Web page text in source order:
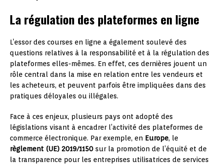
La régulation des plateformes en ligne
L’essor des courses en ligne a également soulevé des
questions relatives à la responsabilité et à la régulation des
plateformes elles-mêmes. En effet, ces dernières jouent un
rôle central dans la mise en relation entre les vendeurs et
les acheteurs, et peuvent parfois être impliquées dans des
pratiques déloyales ou illégales.
Face à ces enjeux, plusieurs pays ont adopté des
législations visant à encadrer l’activité des plateformes de
commerce électronique. Par exemple, en Europe, le
règlement (UE) 2019/1150 sur la promotion de l’équité et de
la transparence pour les entreprises utilisatrices de services